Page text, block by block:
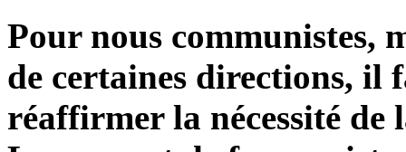
Pour nous communistes,
de certaines directions, il
réaffirmer la nécessité